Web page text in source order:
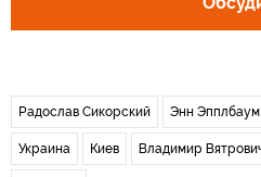
Радослав Сикорский Энн Эпплбаум
Украина Киев Владимир